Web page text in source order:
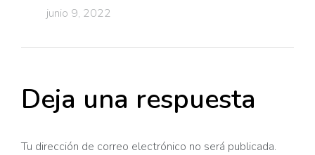
junio 9, 2022
Deja una respuesta
Tu dirección de correo electrónico no será publicada.